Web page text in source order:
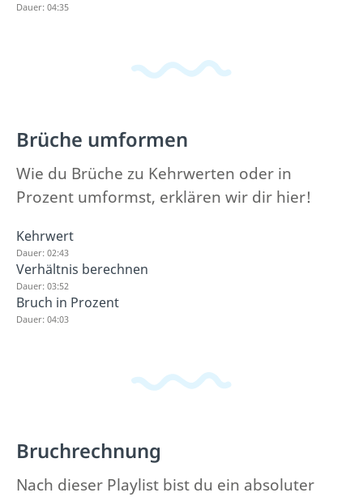
Dauer: 04:35
Brüche umformen
Wie du Brüche zu Kehrwerten oder in
Prozent umformst, erklären wir dir hier!
Kehrwert
Dauer: 02:43
Verhältnis berechnen
Dauer: 03:52
Bruch in Prozent
Dauer: 04:03
Bruchrechnung
Nach dieser Playlist bist du ein absoluter